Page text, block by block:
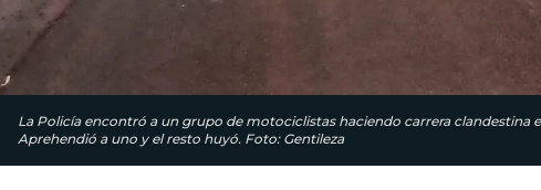
La Policía encontró a un grupo de motociclistas haciendo carrera clandestina
Aprehendió a uno y el resto huyó. Foto: Gentileza